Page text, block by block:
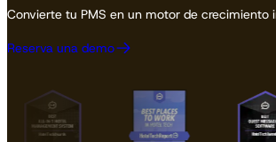
Convierte tu PMS en un motor de crecimiento
Reserva una demo